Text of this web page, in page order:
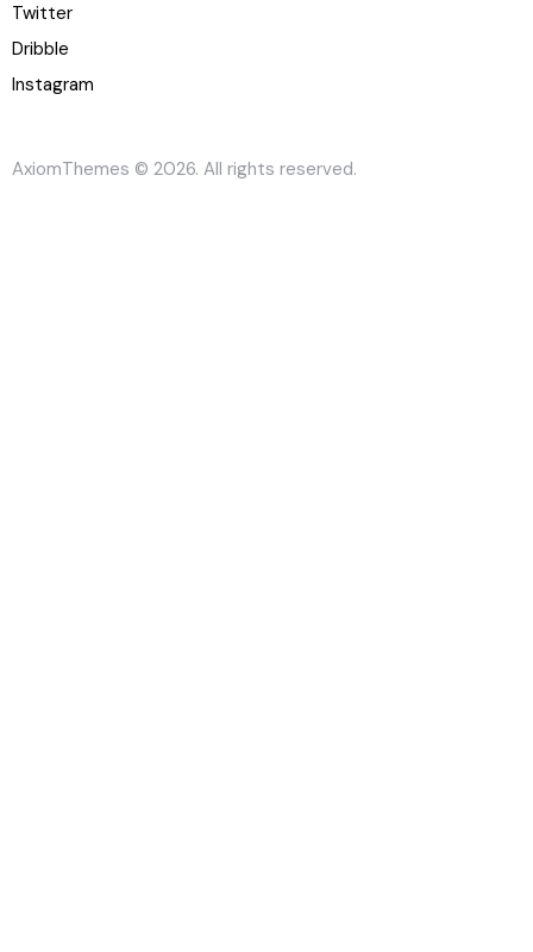
Twitter
Dribble
Instagram
AxiomThemes © 2026. All rights reserved.